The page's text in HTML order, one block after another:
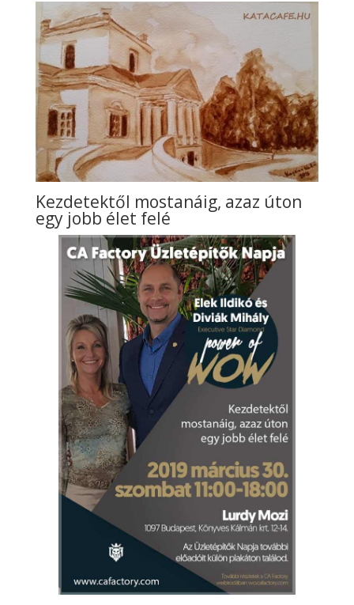
Kezdetektől mostanáig, azaz úton
egy jobb élet felé